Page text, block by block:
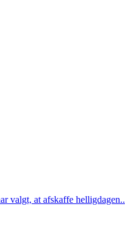
valgt, at afskaffe helligdagen..